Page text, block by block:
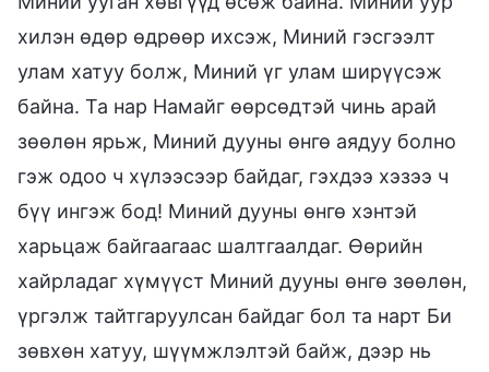
хилэн өдөр өдрөөр ихсэж, Миний гэсгээлт
улам хатуу болж, Миний үг улам ширүүсэж
байна. Та нар Намайг өөрсөдтэй чинь арай
зөөлөн ярьж, Миний дууны өнгө аядуу болно
гэж одоо ч хүлээсээр байдаг, гэхдээ хэзээ ч
бүү ингэж бод! Миний дууны өнгө хэнтэй
харьцаж байгаагаас шалтгаалдаг. Өөрийн
хайрладаг хүмүүст Миний дууны өнгө зөөлөн,
үргэлж тайтгаруулсан байдаг бол та нарт Би
зөвхөн хатуу, шүүмжлэлтэй байж, дээр нь